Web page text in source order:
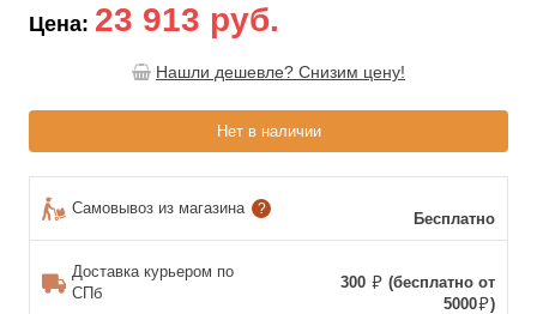
Цена: 23 913 руб.
Нашли дешевле? Снизим цену!
Нет в наличии
Самовывоз из магазина ?
Бесплатно
Доставка курьером по
СПб
300
(бесплатно от
5000
)